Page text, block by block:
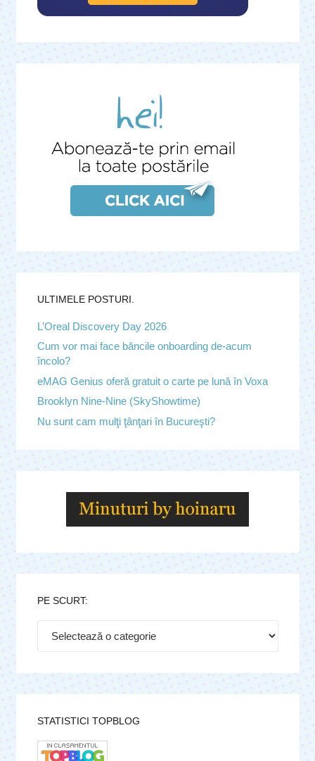
ULTIMELE POSTURI.
L’Oreal Discovery Day 2026
Cum vor mai face băncile onboarding de-acum
încolo?
eMAG Genius oferă gratuit o carte pe lună în Voxa
Brooklyn Nine-Nine (SkyShowtime)
Nu sunt cam mulţi ţânţari în Bucureşti?
PE SCURT:
STATISTICI TOPBLOG